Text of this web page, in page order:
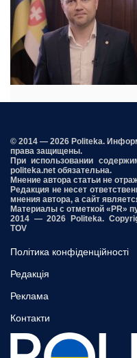
© 2014 — 2026 Politeka.
права защищены.
При использовании
politeka.net обязательна.
Мнение автора статьи не
Редакция не несет
мнения автора, а сайт
Материалы с отметкой «PR»
2014 — 2026 Politeka.
TOV
Політика конфіденційності
Редакція
Реклама
Контакти